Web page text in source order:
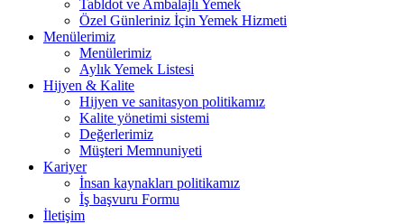
Tabldot ve Ambalajlı Yemek
Özel Günleriniz İçin Yemek Hizmeti
Menülerimiz
Menülerimiz
Aylık Yemek Listesi
Hijyen & Kalite
Hijyen ve sanitasyon politikamız
Kalite yönetimi sistemi
Değerlerimiz
Müşteri Memnuniyeti
Kariyer
İnsan kaynakları politikamız
İş başvuru Formu
İletişim